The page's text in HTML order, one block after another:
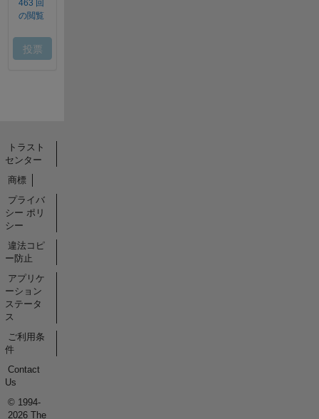
トラスト
センター
商標
プライバ
シー ポリ
シー
違法コピ
ー防止
アプリケ
ーション
ステータ
ス
ご利用条
件
Contact
Us
© 1994-
2026 The